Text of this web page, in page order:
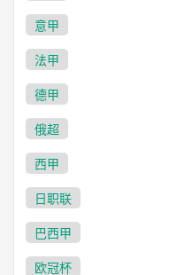
意甲
法甲
德甲
俄超
西甲
日职联
巴西甲
欧冠杯